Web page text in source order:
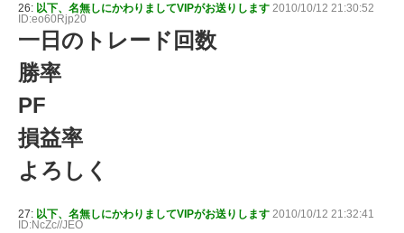
26: 以下、名無しにかわりましてVIPがお送りします 2010/10/12 21:30:52
ID:eo60Rjp20
一日のトレード回数
勝率
PF
損益率
よろしく
27: 以下、名無しにかわりましてVIPがお送りします 2010/10/12 21:32:41
ID:NcZc//JEO